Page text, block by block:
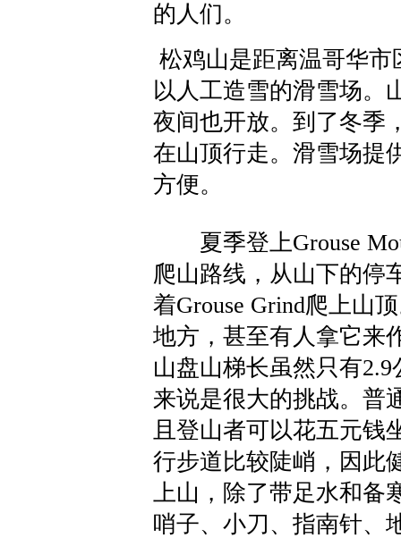
的人们。
松鸡山是距离温哥华
以人工造雪的滑雪场。
夜间也开放。到了冬季
在山顶行走。滑雪场提
方便。
夏季登上Grouse
爬山路线， 从山下的停
着Grouse Grind爬上山
地方，甚至有人拿它来
山盘山梯长虽然只有
来说是很大的挑战。普
且登山者可以花五元钱
行步道比较陡峭，因此
上山，除了带足水和备
哨子、小刀、指南针、